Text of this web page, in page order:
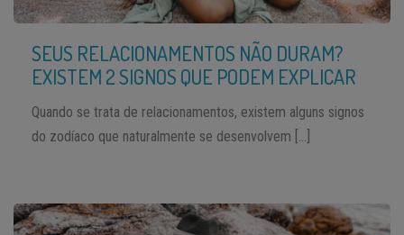
SEUS RELACIONAMENTOS NÃO DURAM?
EXISTEM 2 SIGNOS QUE PODEM EXPLICAR
Quando se trata de relacionamentos, existem alguns signos
do zodíaco que naturalmente se desenvolvem […]